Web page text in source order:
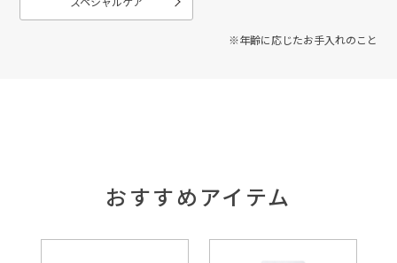
※年齢に応じたお手入れのこと
おすすめアイテム